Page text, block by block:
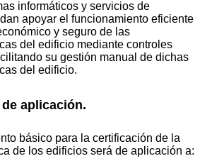
informáticos y servicios de
apoyar el funcionamiento eficiente
y seguro de las
del edificio mediante controles
su gestión manual de dichas
del edificio.
aplicación.
básico para la certificación de la
de los edificios será de aplicación a: